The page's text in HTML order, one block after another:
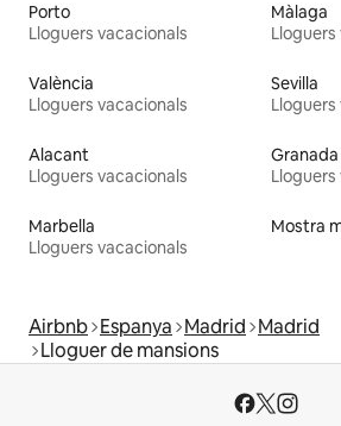
Porto
Lloguers vacacionals
Màlaga
València
Lloguers vacacionals
Sevilla
Alacant
Lloguers vacacionals
Granada
Marbella
Lloguers vacacionals
Mostra
Airbnb Espanya Madrid Madrid
Lloguer de mansions